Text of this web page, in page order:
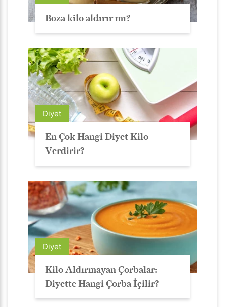
Boza kilo aldırır mı?
Diyet
En Çok Hangi Diyet Kilo
Verdirir?
Diyet
Kilo Aldırmayan Çorbalar:
Diyette Hangi Çorba İçilir?